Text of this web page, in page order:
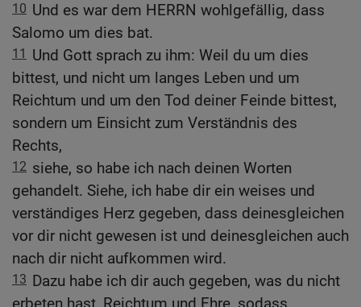
10 Und es war dem HERRN wohlgefällig, dass
Salomo um dies bat.
11
Und Gott sprach zu ihm: Weil du um dies
bittest, und nicht um langes Leben und um
Reichtum und um den Tod deiner Feinde bittest,
sondern um Einsicht zum Verständnis des
Rechts,
12 siehe, so habe ich nach deinen Worten
gehandelt. Siehe, ich habe dir ein weises und
verständiges Herz gegeben, dass deinesgleichen
vor dir nicht gewesen ist und deinesgleichen auch
nach dir nicht aufkommen wird.
13 Dazu habe ich dir auch gegeben, was du nicht